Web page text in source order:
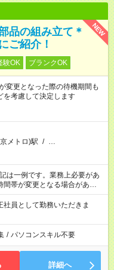
NEW
品の組み立て＊
ご紹介！
験OK ブランクOK
更となった際の待機期間も
考慮して決定します
メトロ)駅 / …
は一例です。業務上必要があ
間帯が変更となる場合があり
員として勤務いただきま
/ パソコンスキル不要
詳細へ